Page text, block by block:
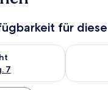
für
7
für heute Nacht,